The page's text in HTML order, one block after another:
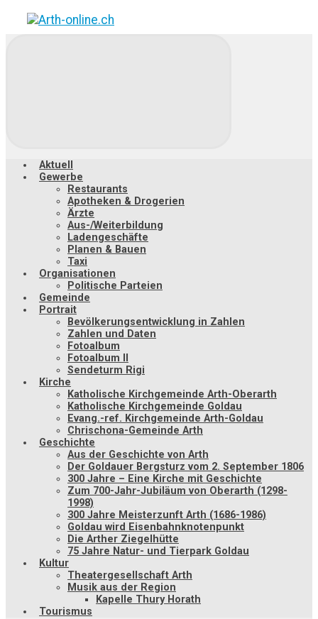
Zum
Hauptinhalt
Aktuell
Gewerbe
Restaurants
Apotheken & Drogerien
Ärzte
Aus-/Weiterbildung
Ladengeschäfte
Planen & Bauen
Taxi
Organisationen
Politische Parteien
Gemeinde
Portrait
Bevölkerungsentwicklung in Zahlen
Zahlen und Daten
Fotoalbum
Fotoalbum II
Sendeturm Rigi
Kirche
Katholische Kirchgemeinde Arth-Oberarth
Katholische Kirchgemeinde Goldau
Evang.-ref. Kirchgemeinde Arth-Goldau
Chrischona-Gemeinde Arth
Geschichte
Aus der Geschichte von Arth
Der Goldauer Bergsturz vom 2. September 1806
300 Jahre – Eine Kirche mit Geschichte
Zum 700-Jahr-Jubiläum von Oberarth (1298-
1998)
300 Jahre Meisterzunft Arth (1686-1986)
Goldau wird Eisenbahnknotenpunkt
Die Arther Ziegelhütte
75 Jahre Natur- und Tierpark Goldau
Kultur
Theatergesellschaft Arth
Musik aus der Region
Kapelle Thury Horath
Tourismus